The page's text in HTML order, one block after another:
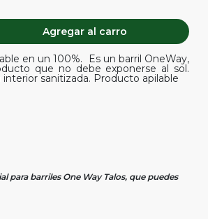
Agregar al carro
en un 100%. Es un barril OneWay,
que no debe exponerse al sol.
sanitizada. Producto apilable
para barriles One Way Talos, que puedes